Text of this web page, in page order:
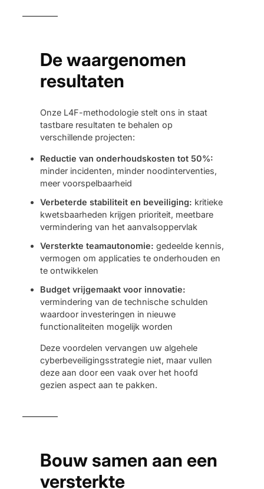
De waargenomen
resultaten
Onze L4F-methodologie stelt ons in staat
tastbare resultaten te behalen op
verschillende projecten:
Reductie van onderhoudskosten tot 50%:
minder incidenten, minder noodinterventies,
meer voorspelbaarheid
Verbeterde stabiliteit en beveiliging: kritieke
kwetsbaarheden krijgen prioriteit, meetbare
vermindering van het aanvalsoppervlak
Versterkte teamautonomie: gedeelde kennis,
vermogen om applicaties te onderhouden en
te ontwikkelen
Budget vrijgemaakt voor innovatie:
vermindering van de technische schulden
waardoor investeringen in nieuwe
functionaliteiten mogelijk worden
Deze voordelen vervangen uw algehele
cyberbeveiligingsstrategie niet, maar vullen
deze aan door een vaak over het hoofd
gezien aspect aan te pakken.
Bouw samen aan een
versterkte